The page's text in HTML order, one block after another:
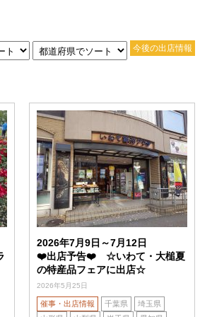
今後の出店情報
2026年7月9日～7月12日
❤️出店予告❤️ ☆いわて・大槌夏
の特産品フェアに出店☆
2026年5月25日
催事・出店情報 千葉県
埼玉県